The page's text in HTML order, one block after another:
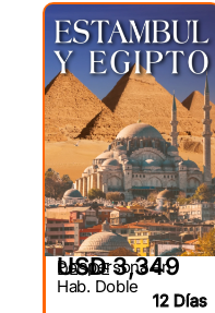
DESDE
USD 3,349
Por persona en
Hab. Doble
12 Días